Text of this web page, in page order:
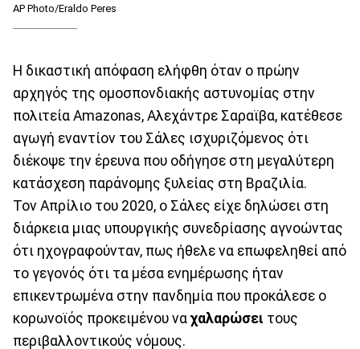
AP Photo/Eraldo Peres
Η δικαστική απόφαση ελήφθη όταν ο πρώην
αρχηγός της ομοσπονδιακής αστυνομίας στην
πολιτεία Amazonas, Αλεχάντρε Σαραϊβα, κατέθεσε
αγωγή εναντίον του Σάλες ισχυριζόμενος ότι
διέκοψε την έρευνα που οδήγησε στη μεγαλύτερη
κατάσχεση παράνομης ξυλείας στη Βραζιλία.
Τον Απρίλιο του 2020, ο Σάλες είχε δηλώσει στη
διάρκεια μιας υπουργικής συνεδρίασης αγνοώντας
ότι ηχογραφούνταν, πως ήθελε να επωφεληθεί από
το γεγονός ότι τα μέσα ενημέρωσης ήταν
επικεντρωμένα στην πανδημία που προκάλεσε ο
κορωνοϊός προκειμένου να χαλαρώσει τους
περιβαλλοντικούς νόμους.